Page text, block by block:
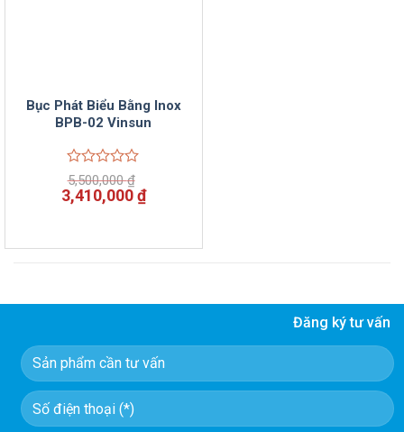
Bục Phát Biểu Bằng Inox
BPB-02 Vinsun
Được
xếp
hạng
sao
5,500,000₫
Giá
gốc
5,500,000 ₫.
3,410,000₫Giá
hiện
là:
Đăng ký tư vấn